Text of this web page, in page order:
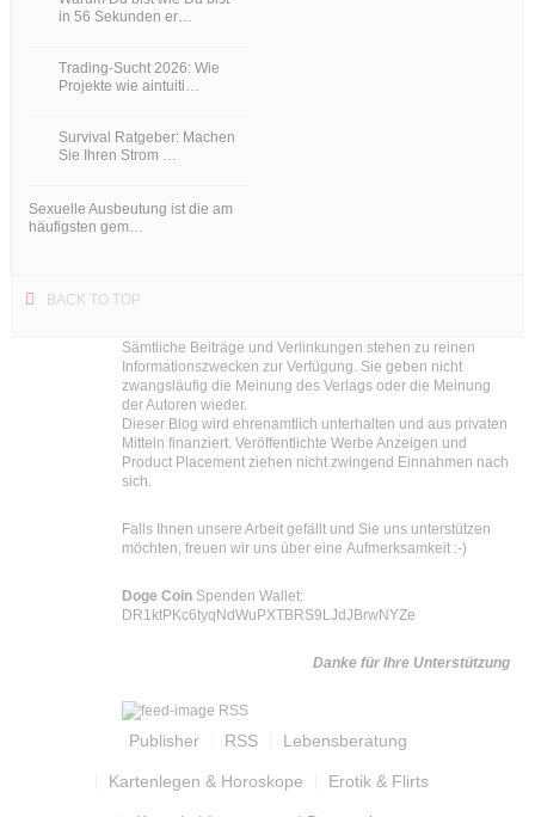
in 56 Sekunden er…
Trading-Sucht 2026: Wie
Projekte wie aintuiti…
Survival Ratgeber: Machen
Sie Ihren Strom …
Sexuelle Ausbeutung ist die am
häufigsten gem…
BACK TO TOP
Sämtliche Beiträge und Verlinkungen stehen zu reinen
Informationszwecken zur Verfügung. Sie geben nicht
zwangsläufig die Meinung des Verlags oder die Meinung
der Autoren wieder.
Dieser Blog wird ehrenamtlich unterhalten und aus privaten
Mitteln finanziert. Veröffentlichte Werbe Anzeigen und
Product Placement ziehen nicht zwingend Einnahmen nach
sich.
Falls Ihnen unsere Arbeit gefällt und Sie uns unterstützen
möchten, freuen wir uns über eine Aufmerksamkeit :-)
Doge Coin Spenden Wallet:
DR1ktPKc6tyqNdWuPXTBRS9LJdJBrwNYZe
Danke für Ihre Unterstützung
RSS
Publisher RSS Lebensberatung
Kartenlegen & Horoskope Erotik & Flirts